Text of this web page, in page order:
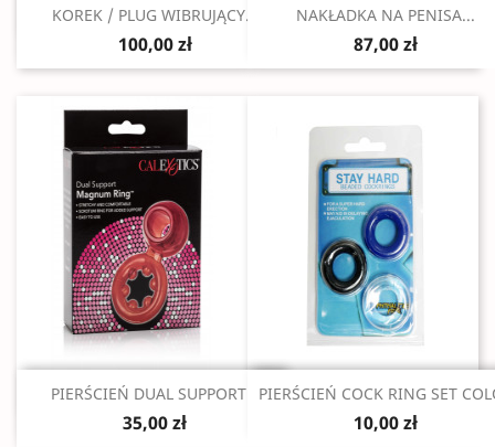
 Szybki podgląd
KOREK / PLUG WIBRUJĄCY...
100,00 zł
Szybki podgląd
NAKŁADKA NA PENISA...
87,00 zł
Szybki podgląd
PIERŚCIEŃ DUAL SUPPORT...
35,00 zł
Szybki podgląd
PIERŚCIEŃ COCK RING SET
10,00 zł